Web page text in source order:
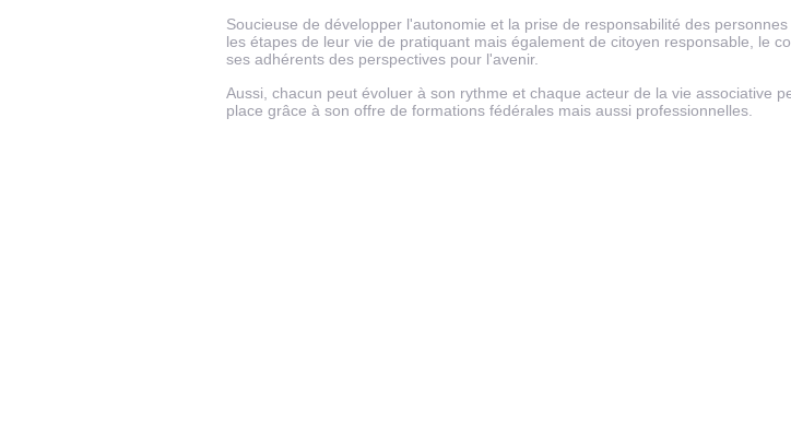
Soucieuse de développer l'autonomie et la prise de responsabilité des
les étapes de leur vie de pratiquant mais également de citoyen responsable, le
ses adhérents des perspectives pour l'avenir.
Aussi, chacun peut évoluer à son rythme et chaque acteur de la vie associative
place grâce à son offre de formations fédérales mais aussi professionnelles.